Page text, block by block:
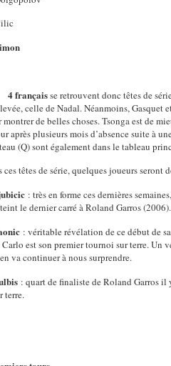
4 françaisse retrouvent donc têtes de
celle de Nadal. Néanmoins,
montrer de belles choses. Tsonga est de
après plusieurs mois d’absence suite à
(Q) sont également dans le tableau
ces têtes de série, quelques joueurs seront
: très en forme ces dernières
le dernier carré à Roland Garros (2006).
: véritable révélation de ce début de
est son premier tournoi sur terre. Un
va continuer à nous surprendre.
: quart de finaliste de Roland Garros il
terre.